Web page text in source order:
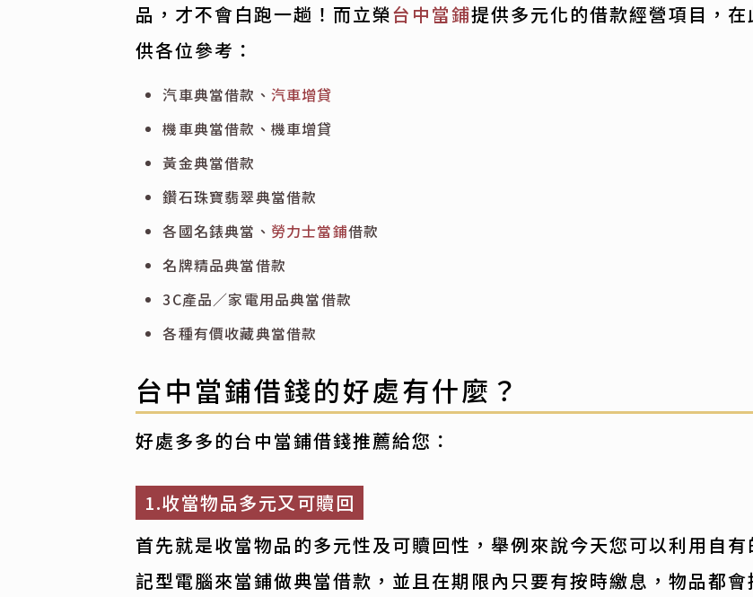
品，才不會白跑一趟！而立榮台中當鋪提供多元化的借款經營項目，在
供各位參考：
汽車典當借款、 汽車增貸
機車典當借款、機車增貸
黃金典當借款
鑽石珠寶翡翠典當借款
各國名錶典當、 勞力士當鋪借款
名牌精品典當借款
3C產品／家電用品典當借款
各種有價收藏典當借款
台中當鋪借錢的好處有什麼？
好處多多的台中當鋪借錢推薦給您：
1.收當物品多元又可贖回
首先就是收當物品的多元性及可贖回性，舉例來說今天您可以利用自有
記型電腦來當鋪做典當借款，並且在期限內只要有按時繳息，物品都會